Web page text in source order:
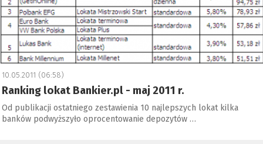
10.05.2011 (06:58)
Ranking lokat Bankier.pl - maj 2011 r.
Od publikacji ostatniego zestawienia 10 najlepszych lokat kilka
banków podwyższyło oprocentowanie depozytów …